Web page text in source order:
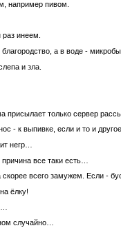
например пивом.
инеем.
а в воде -
и зла.
присылает только сервер
- к выпивке, если и то и
негр…
все таки есть…
всего замужем. Если -
ёлку!
случайно…